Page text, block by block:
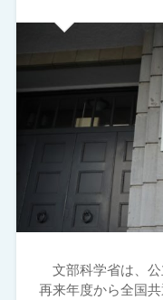
文部科学省は、公
再来年度から全国